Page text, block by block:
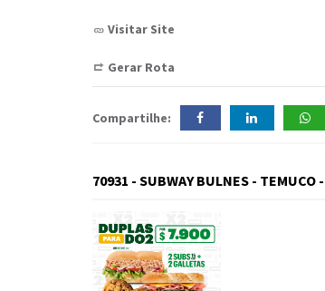
Visitar Site
Gerar Rota
Compartilhe:
70931 - SUBWAY BULNES - TEMUCO